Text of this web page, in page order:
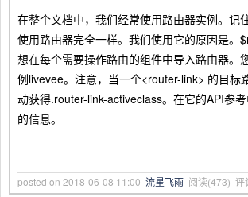
在整个文档中，我们经常使用路由器实例。记
使用路由器完全一样。我们使用它的原因是。
想在每个需要操作路由的组件中导入路由器。
例livevee。注意，当一个<router-link> 的目标
动获得.router-link-activeclass。在它的API参
的信息。
posted on 2018-06-08 11:00 流星飞雨 阅读(473) 评